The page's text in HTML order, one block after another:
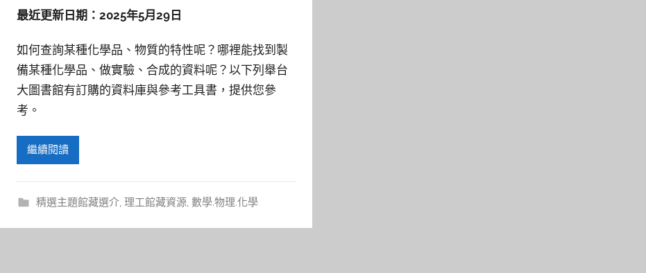
最近更新日期：2025年5月29日
如何查詢某種化學品、物質的特性呢？哪裡能找到製
備某種化學品、做實驗、合成的資料呢？以下列舉台
大圖書館有訂購的資料庫與參考工具書，提供您參
考。
繼續閱讀
精選主題館藏選介, 理工館藏資源, 數學.物理.化學